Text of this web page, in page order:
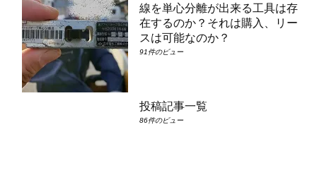
線を単心分離が出来る工具は存
在するのか？それは購入、リー
スは可能なのか？
91件のビュー
投稿記事一覧
86件のビュー